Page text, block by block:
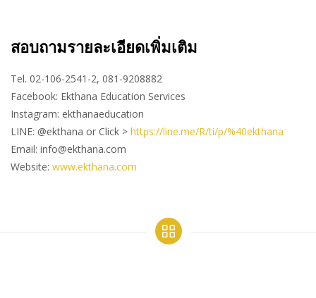
สอบถามรายละเอียดเพิ่มเติม
Tel. 02-106-2541-2, 081-9208882
Facebook: Ekthana Education Services
Instagram: ekthanaeducation
LINE: @ekthana or Click > https://line.me/R/ti/p/%40ekthana
Email: info@ekthana.com
Website: www.ekthana.com